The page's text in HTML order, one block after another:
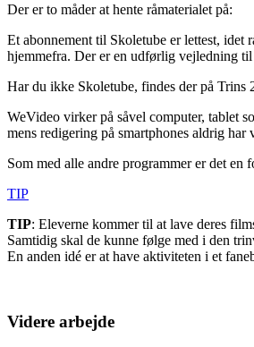
Der er to måder at hente råmaterialet på:
Et abonnement til Skoletube er lettest, idet
hjemmefra. Der er en udførlig vejledning
Har du ikke Skoletube, findes der på
WeVideo virker på såvel computer, tablet
mens redigering på smartphones aldrig
Som med alle andre programmer er det
TIP
TIP: Eleverne kommer til at lave deres
Samtidig skal de kunne følge med i den
En anden idé er at have aktiviteten i et
Videre arbejde